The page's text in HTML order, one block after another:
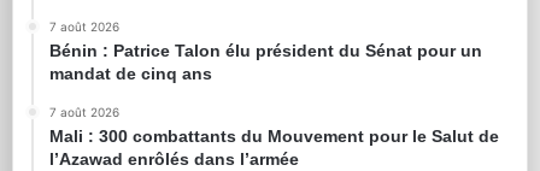
7 août 2026
Bénin : Patrice Talon élu président du Sénat pour un
mandat de cinq ans
7 août 2026
Mali : 300 combattants du Mouvement pour le Salut de
l’Azawad enrôlés dans l’armée